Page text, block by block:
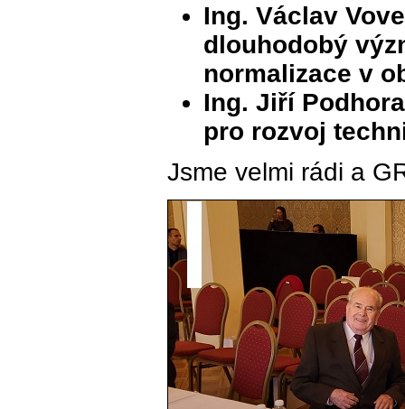
Ing. Václav
dlouhodobý
normalizace v
Ing. Jiří
pro rozvoj
Jsme velmi rádi a